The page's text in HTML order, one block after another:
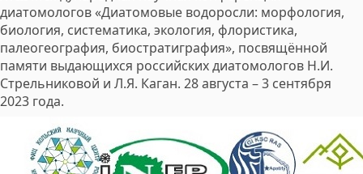
диатомологов «Диатомовые водоросли: морфология,
биология, систематика, экология, флористика,
палеогеография, биостратиграфия», посвящённой
памяти выдающихся российских диатомологов Н.И.
Стрельниковой и Л.Я. Каган. 28 августа – 3 сентября
2023 года.